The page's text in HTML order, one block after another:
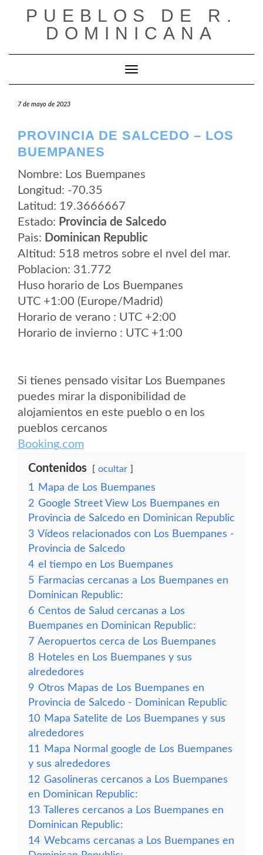
PUEBLOS DE R.
DOMINICANA
Cambiar modo de navegación
7 de mayo de 2023
PROVINCIA DE SALCEDO – LOS
BUEMPANES
Nombre: Los Buempanes
Longitud: -70.35
Latitud: 19.3666667
Estado: Provincia de Salcedo
Pais: Dominican Republic
Altitud: 518 metros sobre el nvel del mar.
Poblacion: 31.772
Huso horario de Los Buempanes
UTC +1:00 (Europe/Madrid)
Horario de verano : UTC +2:00
Horario de invierno : UTC +1:00
Si tienes pensado visitar Los Buempanes
puedes mirar la disponibilidad de
alojamientos en este pueblo o en los
pueblos cercanos
Booking.com
Contenidos ocultar
1
Mapa de Los Buempanes
2 Google Street View Los Buempanes en
Provincia de Salcedo en Dominican Republic
3 Vídeos relacionados con Los Buempanes -
Provincia de Salcedo
4 el tiempo en Los Buempanes
5 Farmacias cercanas a Los Buempanes en
Dominican Republic:
6 Centos de Salud cercanas a Los
Buempanes en Dominican Republic:
7 Aeropuertos cerca de Los Buempanes
8 Hoteles en Los Buempanes y sus
alrededores
9 Otros Mapas de Los Buempanes en
Provincia de Salcedo - Dominican Republic
10 Mapa Satelite de Los Buempanes y sus
alrededores
11
Mapa Normal google de Los Buempanes
y sus alrededores
12 Gasolineras cercanos a Los Buempanes
en Dominican Republic:
13 Talleres cercanos a Los Buempanes en
Dominican Republic:
14 Webcams cercanas a Los Buempanes en